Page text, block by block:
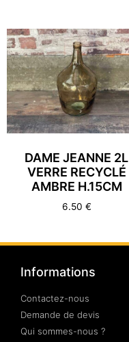
DAME JEANNE 2L
VERRE RECYCLÉ
AMBRE H.15CM
6.50 €
Informations
Contactez-nous
Demande de devis
Qui sommes-nous ?